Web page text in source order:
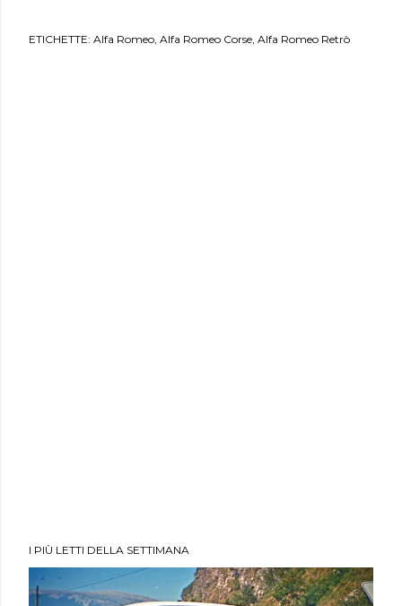
ETICHETTE: Alfa Romeo Alfa Romeo Corse Alfa Romeo Retrò
I PIÙ LETTI DELLA SETTIMANA